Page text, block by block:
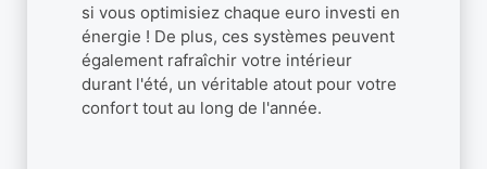
si vous optimisiez chaque euro investi en
énergie ! De plus, ces systèmes peuvent
également rafraîchir votre intérieur
durant l'été, un véritable atout pour votre
confort tout au long de l'année.